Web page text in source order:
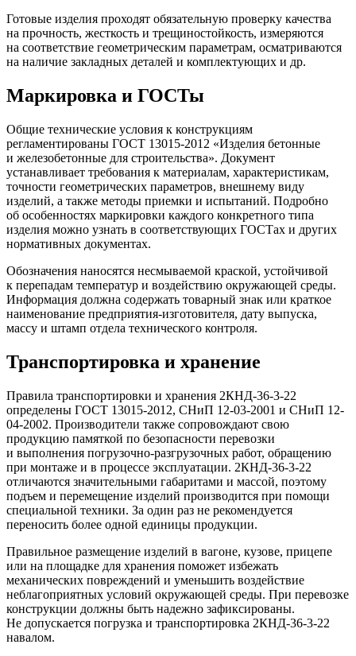
Готовые изделия проходят обязательную проверку качества
на прочность, жесткость и трещиностойкость, измеряются
на соответствие геометрическим параметрам, осматриваются
на наличие закладных деталей и комплектующих и др.
Маркировка и ГОСТы
Общие технические условия к конструкциям
регламентированы ГОСТ 13015-2012 «Изделия бетонные
и железобетонные для строительства». Документ
устанавливает требования к материалам, характеристикам,
точности геометрических параметров, внешнему виду
изделий, а также методы приемки и испытаний. Подробно
об особенностях маркировки каждого конкретного типа
изделия можно узнать в соответствующих ГОСТах и других
нормативных документах.
Обозначения наносятся несмываемой краской, устойчивой
к перепадам температур и воздействию окружающей среды.
Информация должна содержать товарный знак или краткое
наименование предприятия-изготовителя, дату выпуска,
массу и штамп отдела технического контроля.
Транспортировка и хранение
Правила транспортировки и хранения 2КНД-36-3-22
определены ГОСТ 13015-2012, СНиП 12-03-2001 и СНиП 12-
04-2002. Производители также сопровождают свою
продукцию памяткой по безопасности перевозки
и выполнения погрузочно-разгрузочных работ, обращению
при монтаже и в процессе эксплуатации. 2КНД-36-3-22
отличаются значительными габаритами и массой, поэтому
подъем и перемещение изделий производится при помощи
специальной техники. За один раз не рекомендуется
переносить более одной единицы продукции.
Правильное размещение изделий в вагоне, кузове, прицепе
или на площадке для хранения поможет избежать
механических повреждений и уменьшить воздействие
неблагоприятных условий окружающей среды. При перевозке
конструкции должны быть надежно зафиксированы.
Не допускается погрузка и транспортировка 2КНД-36-3-22
навалом.